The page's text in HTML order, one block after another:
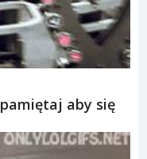
możesz się